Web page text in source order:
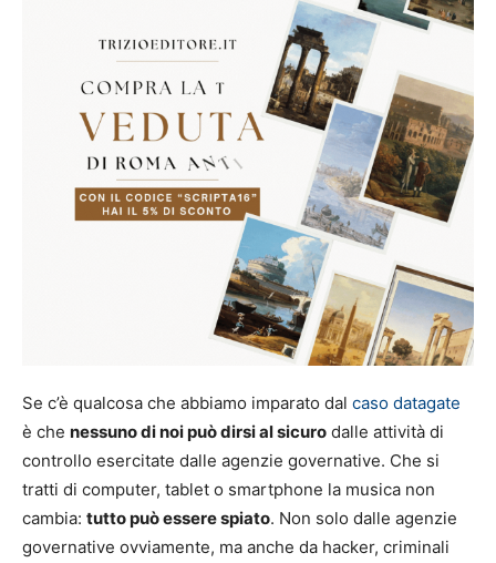
Se c’è qualcosa che abbiamo imparato dal caso datagate
è che nessuno di noi può dirsi al sicuro dalle attività di
controllo esercitate dalle agenzie governative. Che si
tratti di computer, tablet o smartphone la musica non
cambia: tutto può essere spiato. Non solo dalle agenzie
governative ovviamente, ma anche da hacker, criminali